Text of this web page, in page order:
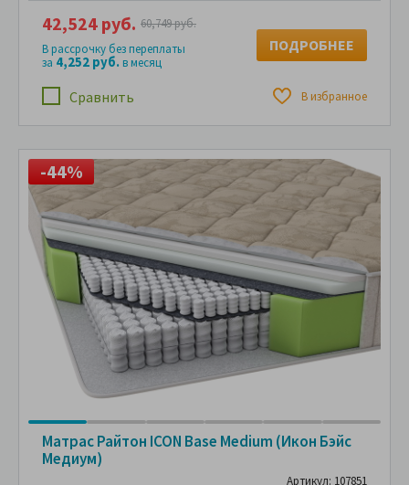
Сравнить В избранное
42,524 руб. 60,749 руб.
В рассрочку без переплаты
за 4,252 руб.в месяц
ПОДРОБНЕЕ
-44%
Матрас Райтон ICON Base Medium (Икон Бэйс
Медиум)
Артикул: 107851